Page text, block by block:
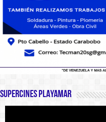
SUPERCINES PLAYAMAR